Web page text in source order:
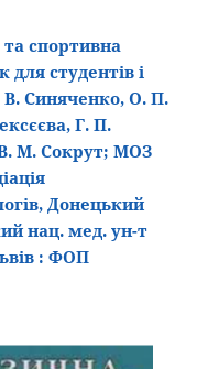
та спортивна
для студентів і
В. Синяченко, О. П.
Г. П.
М. Сокрут; МОЗ
Донецький
нац. мед. ун-т
: ФОП